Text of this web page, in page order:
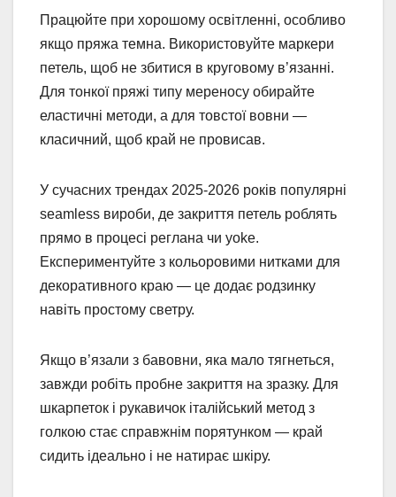
Працюйте при хорошому освітленні, особливо
якщо пряжа темна. Використовуйте маркери
петель, щоб не збитися в круговому в’язанні.
Для тонкої пряжі типу мереносу обирайте
еластичні методи, а для товстої вовни —
класичний, щоб край не провисав.
У сучасних трендах 2025-2026 років популярні
seamless вироби, де закриття петель роблять
прямо в процесі реглана чи yoke.
Експериментуйте з кольоровими нитками для
декоративного краю — це додає родзинку
навіть простому светру.
Якщо в’язали з бавовни, яка мало тягнеться,
завжди робіть пробне закриття на зразку. Для
шкарпеток і рукавичок італійський метод з
голкою стає справжнім порятунком — край
сидить ідеально і не натирає шкіру.